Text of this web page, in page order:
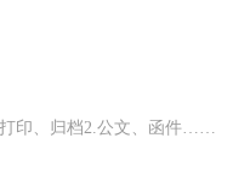
印、归档2.公文、函件……